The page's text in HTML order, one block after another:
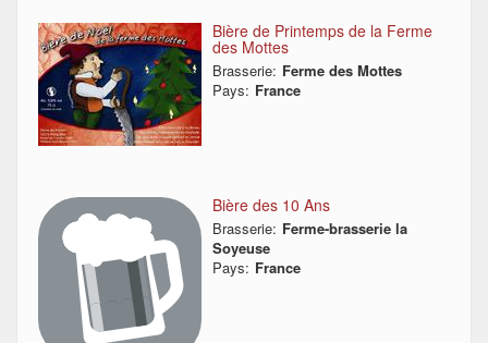
Bière de Printemps de la Ferme
des Mottes
Brasserie: Ferme des Mottes
Pays: France
Bière des 10 Ans
Brasserie: Ferme-brasserie la
Soyeuse
Pays: France